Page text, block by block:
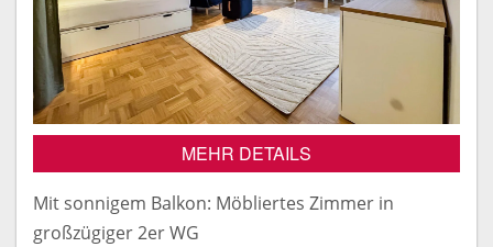
MEHR DETAILS
Mit sonnigem Balkon: Möbliertes Zimmer in
großzügiger 2er WG